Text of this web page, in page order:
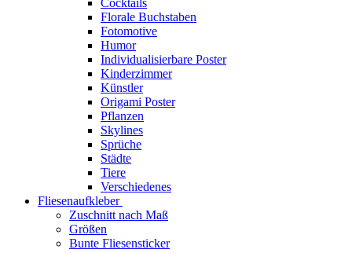
Cocktails
Florale Buchstaben
Fotomotive
Humor
Individualisierbare Poster
Kinderzimmer
Künstler
Origami Poster
Pflanzen
Skylines
Sprüche
Städte
Tiere
Verschiedenes
Fliesenaufkleber
Zuschnitt nach Maß
Größen
Bunte Fliesensticker